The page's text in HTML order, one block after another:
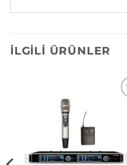
İLGILI ÜRÜNLER